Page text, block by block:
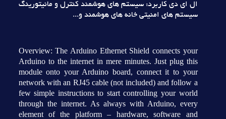
ال اي دي کاربرد: سيستم هاي هوشمند کنترل و مانيتورينگ
سيستم هاي امنيتي خانه هاي هوشمند و...
Overview: The Arduino Ethernet Shield connects your
Arduino to the internet in mere minutes. Just plug this
module onto your Arduino board, connect it to your
network with an RJ45 cable (not included) and follow a
few simple instructions to start controlling your world
through the internet. As always with Arduino, every
element of the platform – hardware, software and